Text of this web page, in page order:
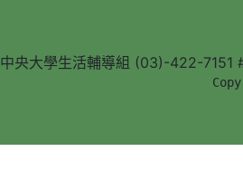
中央大學生活輔導組 (03)-422-7151